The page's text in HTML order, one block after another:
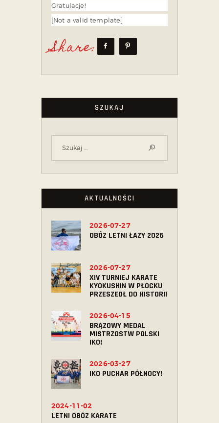
Gratulacje!
[Not a valid template]
Share:
SZUKAJ
AKTUALNOŚCI
OBÓZ LETNI ŁAZY 2026
2026-07-27
XIV TURNIEJ KARATE
KYOKUSHIN W PŁOCKU
PRZESZEDŁ DO HISTORII
2026-07-27
BRĄZOWY MEDAL
MISTRZOSTW POLSKI
IKO!
2026-04-15
IKO PUCHAR PÓŁNOCY!
2026-03-27
LETNI OBÓZ KARATE
2024-11-02